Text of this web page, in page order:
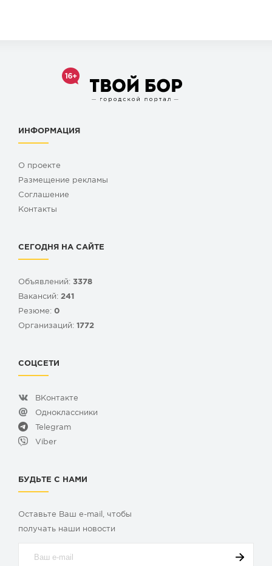
ИНФОРМАЦИЯ
О проекте
Размещение рекламы
Cоглашение
Контакты
СЕГОДНЯ НА САЙТЕ
Объявлений: 3378
Вакансий: 241
Резюме: 0
Организаций: 1772
СОЦСЕТИ
ВКонтакте
Одноклассники
Telegram
Viber
БУДЬТЕ С НАМИ
Оставьте Ваш e-mail, чтобы
получать наши новости